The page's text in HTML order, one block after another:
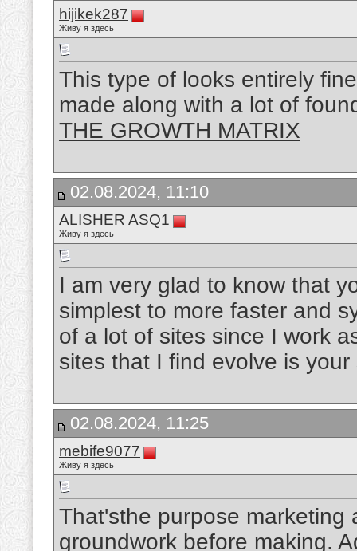
hijikek287
Живу я здесь
This type of looks entirely
made along with a lot of
THE GROWTH MATRIX
02.08.2024, 11:10
ALISHER ASQ1
Живу я здесь
I am very glad to know that
simplest to more faster and
of a lot of sites since I work
sites that I find evolve is
02.08.2024, 11:25
mebife9077
Живу я здесь
That'sthe purpose marketing
groundwork before making.